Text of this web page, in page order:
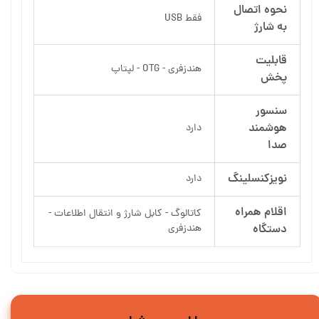
نحوه اتصال
به شارژ
فقط USB
قابلیت
پخش
هندزفری - OTG - لپتاپ
سنسور
هوشمند
صدا
دارد
نویزکنسلینگ دارد
اقلام همراه
دستگاه
کاتالوگ - کابل شارژ و انتقال اطلاعات -
هندزفری